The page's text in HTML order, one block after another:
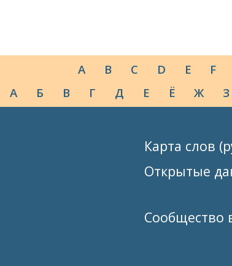
A B C D E F
А
Б В Г Д Е Ё Ж З
Карта слов
Открытые
Сообщество